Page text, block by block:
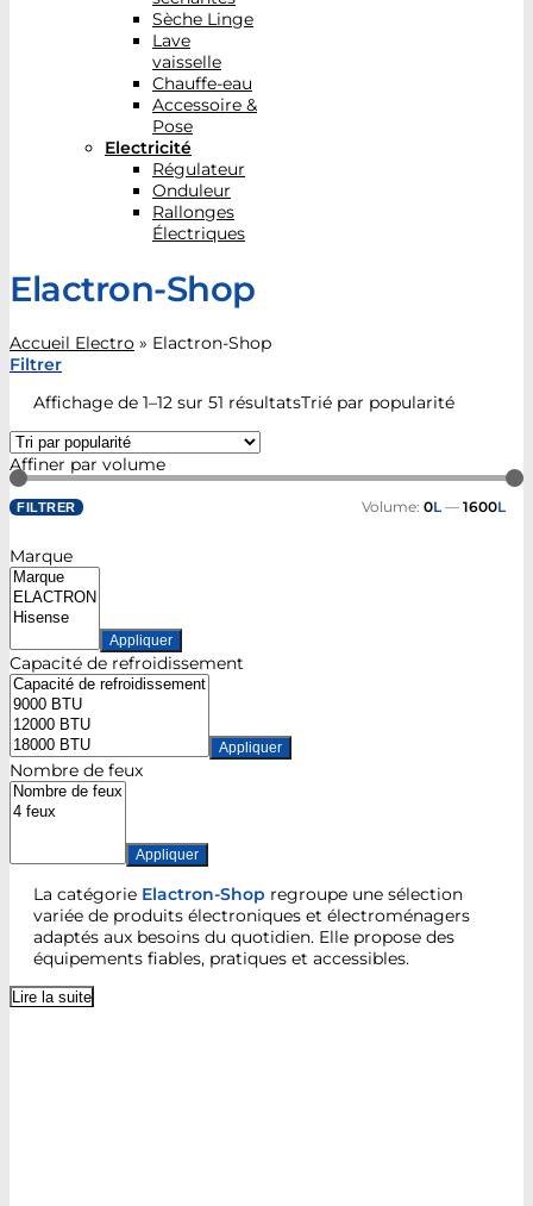
Sèche Linge
Lave
vaisselle
Chauffe-eau
Accessoire &
Pose
Electricité
Régulateur
Onduleur
Rallonges
Électriques
Elactron-Shop
Accueil Electro » Elactron-Shop
Filtrer
Affichage de 1–12 sur 51 résultatsTrié par popularité
Affiner par volume
FILTRER Volume: 0L — 1600L
Marque
Appliquer
Capacité de refroidissement
Appliquer
Nombre de feux
Appliquer
La catégorie Elactron-Shop regroupe une sélection
variée de produits électroniques et électroménagers
adaptés aux besoins du quotidien. Elle propose des
équipements fiables, pratiques et accessibles.
Lire la suite